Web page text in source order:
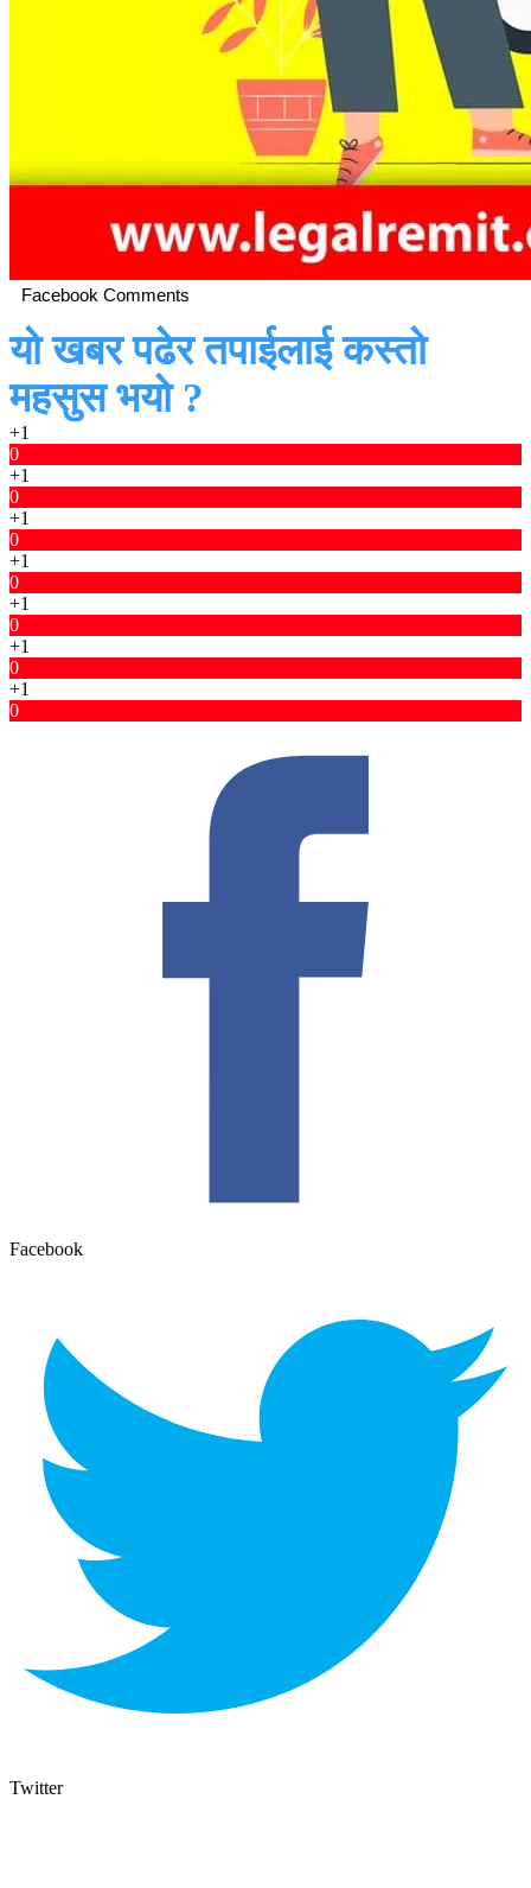
Facebook Comments
यो खबर पढेर तपाईलाई कस्तो
महसुस भयो ?
+1
0
+1
0
+1
0
+1
0
+1
0
+1
0
+1
0
Facebook
Twitter